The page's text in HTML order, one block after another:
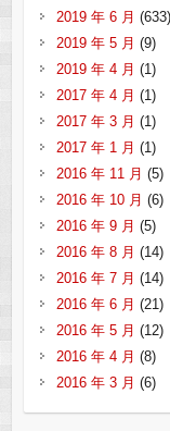
2019 年 6 月 (633)
2019 年 5 月 (9)
2019 年 4 月 (1)
2017 年 4 月 (1)
2017 年 3 月 (1)
2017 年 1 月 (1)
2016 年 11 月 (5)
2016 年 10 月 (6)
2016 年 9 月 (5)
2016 年 8 月 (14)
2016 年 7 月 (14)
2016 年 6 月 (21)
2016 年 5 月 (12)
2016 年 4 月 (8)
2016 年 3 月 (6)